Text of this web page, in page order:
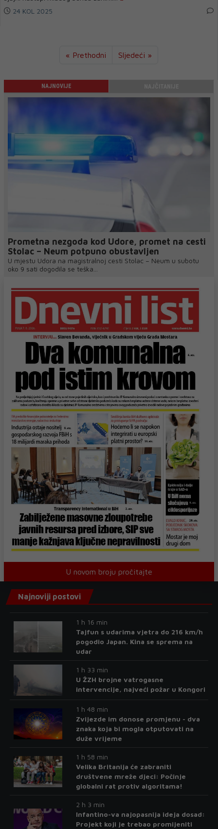
24 KOL 2025
« Prethodni Sljedeći »
NAJNOVIJE
Prometna nezgoda kod Udore, promet na cesti
Stolac – Neum potpuno obustavljen
U mjestu Udora na magistralnoj cesti Stolac – Neum u subotu
oko 9 sati dogodila se teška...
U novom broju pročitajte
Najnoviji postovi
1 h 16 min
Tajfun s udarima vjetra do 216 km/h
pogodio Japan. Kina se sprema na
udar
1 h 33 min
U ŽZH brojne vatrogasne
intervencije, najveći požar u Kongori
1 h 48 min
Zvijezde im donose promjenu - dva
znaka koja bi mogla otputovati na
duže vrijeme
1 h 58 min
Velika Britanija će zabraniti
društvene mreže djeci: Počinje
globalni rat protiv algoritama!
2 h 3 min
Infantino-va najopasnija ideja dosad:
Projekt koji je trebao promijeniti